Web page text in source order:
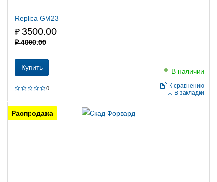
Replica GM23
0
₽ 3500.00
₽ 4000.00
В наличии
В закладки
К сравнению
Купить
Распродажа